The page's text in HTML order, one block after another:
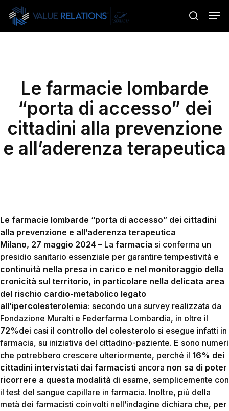
Skip
main
search
Le farmacie lombarde
“porta di accesso” dei
cittadini alla prevenzione
e all’aderenza terapeutica
Le farmacie lombarde “porta di accesso” dei cittadini
alla prevenzione e all’aderenza terapeutica
Milano, 27 maggio 2024 – La farmacia si conferma un
presidio sanitario essenziale per garantire tempestività e
continuità nella presa in carico e nel monitoraggio della
cronicità sul territorio, in particolare nella delicata area
del rischio cardio-metabolico legato
all’ipercolesterolemia: secondo una survey realizzata da
Fondazione Muralti e Federfarma Lombardia, in oltre il
72%dei casi il controllo del colesterolo si esegue infatti in
farmacia, su iniziativa del cittadino-paziente. E sono numeri
che potrebbero crescere ulteriormente, perché il 16% dei
cittadini intervistati dai farmacisti ancora non sa di poter
ricorrere a questa modalità di esame, semplicemente con
il test del sangue capillare in farmacia. Inoltre, più della
metà dei farmacisti coinvolti nell’indagine dichiara che, per